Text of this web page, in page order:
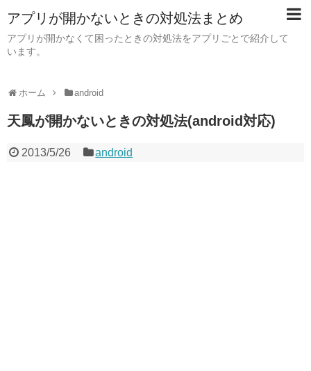
アプリが開かないときの対処法まとめ
アプリが開かなくて困ったときの対処法をアプリごとで紹介して
います。
ホーム android
天鳳が開かないときの対処法(android対応)
2013/5/26 android